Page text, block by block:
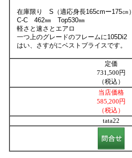
在庫限り S（適応身長165cmー175㎝）
C-C 462㎜ Top530㎜
軽さと速さとエアロ
一つ上のグレードのフレームに105Di2
はい、さすがにベストプライスです。
定価
731,500円
（税込）
当店価格
585,200円
（税込）
tata22